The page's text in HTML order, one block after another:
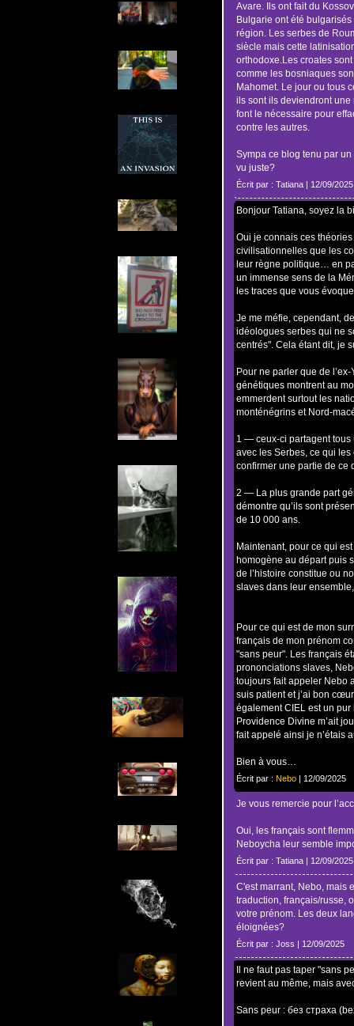
Avare. Ils ont fait du
Bulgarie ont été
région. Les serbes de
siècle mais cette
orthodoxe.Les croates
comme les bosniaques
Mahomet. Le jour ou tous
ils sont ils deviendront
font le nécessaire pour
contre les autres.
Sympa ce blog tenu par
vu juste?
Écrit par : Tatiana | 12/09/2025
Bonjour Tatiana, soyez la
Oui je connais ces
civilisationnelles que les
leur règne politique… en
un immense sens de la
les traces que vous
Je me méfie, cependant,
idéologues serbes qui ne
centrés". Cela étant dit, je
Pour ne parler que de
génétiques montrent au
emmerdent surtout les
monténégrins et Nord-
1 — ceux-ci partagent tous
avec les Serbes, ce qui
confirmer une partie de ce
2 — La plus grande part
démontre qu’ils sont
de 10 000 ans.
Maintenant, pour ce qui
homogène au départ puis
de l’histoire constitue ou
slaves dans leur
Pour ce qui est de mon
français de mon prénom
"sans peur". Les français
prononciations slaves,
toujours fait appeler Nebo
suis patient et j’ai bon
également CIEL est un
Providence Divine m’ait
fait appelé ainsi je n’étais
Bien à vous…
Écrit par : Nebo| 12/09/2025
Je vous remercie pour
Oui, les français sont
Neboycha leur semble
Écrit par : Tatiana | 12/09/2025
C'est marrant, Nebo, mais
traduction, français/russe,
votre prénom. Les deux
éloignées?
Écrit par : Joss | 12/09/2025
Il ne faut pas taper "sans
revient au même, mais
Sans peur : без страха